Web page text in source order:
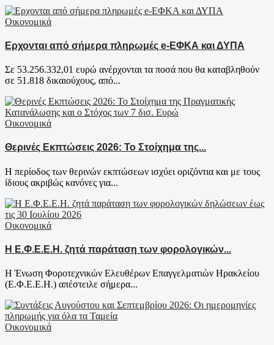
Οικονομικά
Ερχονται από σήμερα πληρωμές e-ΕΦΚΑ και ΔΥΠΑ
Σε 53.256.332,01 ευρώ ανέρχονται τα ποσά που θα καταβληθούν
σε 51.818 δικαιούχους, από...
Οικονομικά
Θερινές Εκπτώσεις 2026: Το Στοίχημα της...
Η περίοδος των θερινών εκπτώσεων ισχύει οριζόντια και με τους
ίδιους ακριβώς κανόνες για...
Οικονομικά
Η Ε.Φ.Ε.Ε.Η. ζητά παράταση των φορολογικών...
Η Ένωση Φοροτεχνικών Ελευθέρων Επαγγελματιών Ηρακλείου
(Ε.Φ.Ε.Ε.Η.) απέστειλε σήμερα...
Οικονομικά